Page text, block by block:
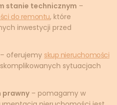
stanie technicznym –
do remontu, które
inwestycji przed
– oferujemy skup nieruchomości
sytuacjach
prawny – pomagamy w